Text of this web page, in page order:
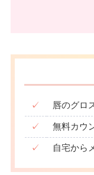
✓ 唇のグロ
✓ 無料カウ
✓ 自宅から